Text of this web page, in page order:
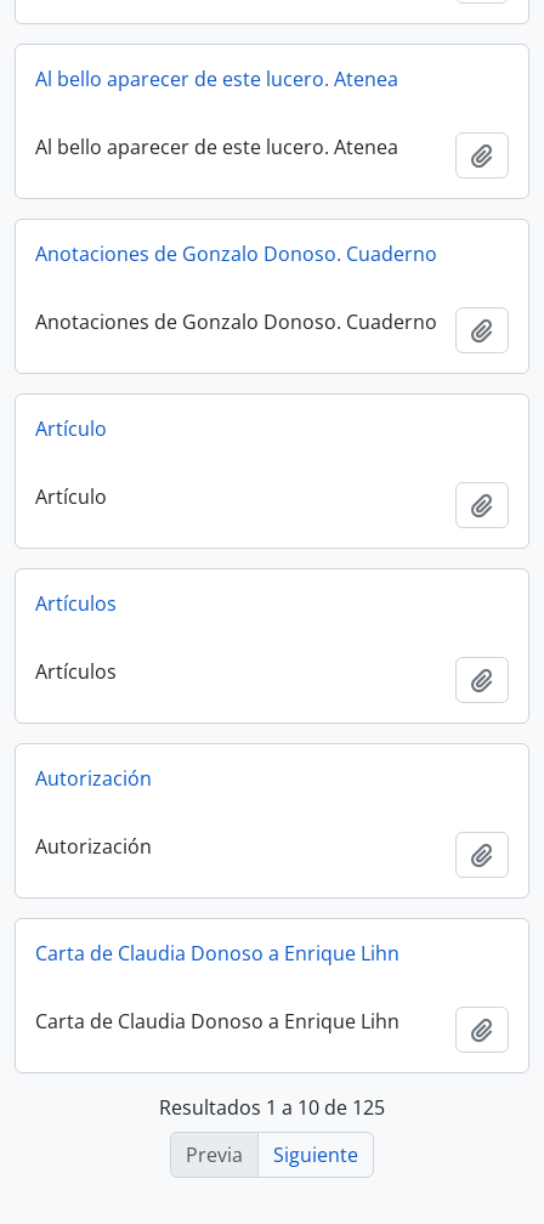
Al bello aparecer de este lucero. Atenea
Al bello aparecer de este lucero. Atenea
Anotaciones de Gonzalo Donoso. Cuaderno
Anotaciones de Gonzalo Donoso. Cuaderno
Artículo
Artículo
Artículos
Artículos
Autorización
Autorización
Carta de Claudia Donoso a Enrique Lihn
Carta de Claudia Donoso a Enrique Lihn
Resultados 1 a 10 de 125
Previa
Siguiente